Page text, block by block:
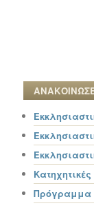
Πρόγραμμα